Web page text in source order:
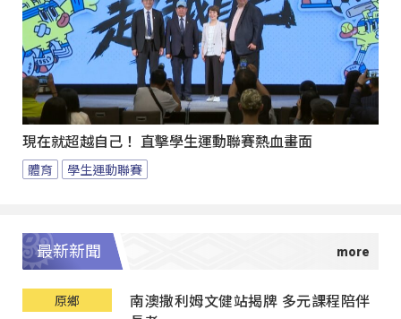
現在就超越自己！ 直擊學生運動聯賽熱血畫面
體育 學生運動聯賽
最新新聞
原鄉
南澳撒利姆文健站揭牌 多元課程陪伴